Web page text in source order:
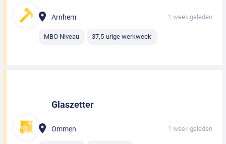
Arnhem 1 week geleden
MBO Niveau 37,5-urige werkweek
Glaszetter
Ommen 1 week geleden